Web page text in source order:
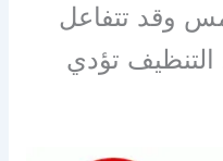
وقد تتفاعل
التنظيف تؤدي